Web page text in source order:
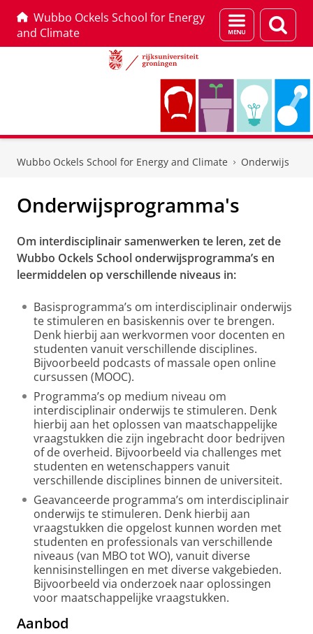
Wubbo Ockels School for Energy
and Climate
Menu
en
Wubbo Ockels School for Energy and Climate Onderwijs
Onderwijsprogramma's
Om interdisciplinair samenwerken te leren, zet de
Wubbo Ockels School onderwijsprogramma’s en
leermiddelen op verschillende niveaus in:
Basisprogramma’s om interdisciplinair onderwijs
te stimuleren en basiskennis over te brengen.
Denk hierbij aan werkvormen voor docenten en
studenten vanuit verschillende disciplines.
Bijvoorbeeld podcasts of massale open online
cursussen (MOOC).
Programma’s op medium niveau om
interdisciplinair onderwijs te stimuleren. Denk
hierbij aan het oplossen van maatschappelijke
vraagstukken die zijn ingebracht door bedrijven
of de overheid. Bijvoorbeeld via challenges met
studenten en wetenschappers vanuit
verschillende disciplines binnen de universiteit.
Geavanceerde programma’s om interdisciplinair
onderwijs te stimuleren. Denk hierbij aan
vraagstukken die opgelost kunnen worden met
studenten en professionals van verschillende
niveaus (van MBO tot WO), vanuit diverse
kennisinstellingen en met diverse vakgebieden.
Bijvoorbeeld via onderzoek naar oplossingen
voor maatschappelijke vraagstukken.
Aanbod